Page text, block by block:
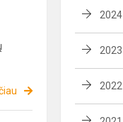
2024
2023
2022